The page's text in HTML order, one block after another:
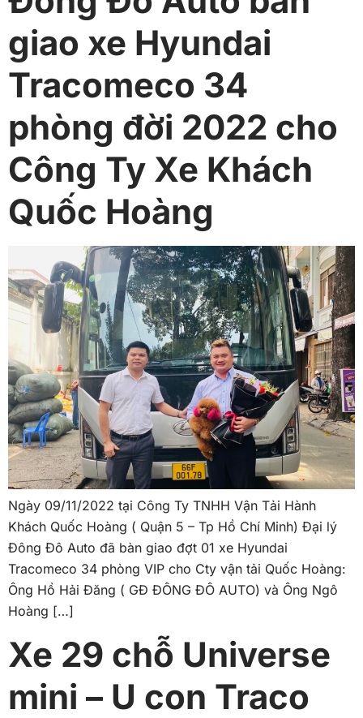
giao xe Hyundai
Tracomeco 34
phòng đời 2022 cho
Công Ty Xe Khách
Quốc Hoàng
Ngày 09/11/2022 tại Công Ty TNHH Vận Tải Hành
Khách Quốc Hoàng ( Quận 5 – Tp Hồ Chí Minh) Đại lý
Đông Đô Auto đã bàn giao đợt 01 xe Hyundai
Tracomeco 34 phòng VIP cho Cty vận tải Quốc Hoàng:
Ông Hồ Hải Đăng ( GĐ ĐÔNG ĐÔ AUTO) và Ông Ngô
Hoàng […]
Xe 29 chỗ Universe
mini – U con Traco